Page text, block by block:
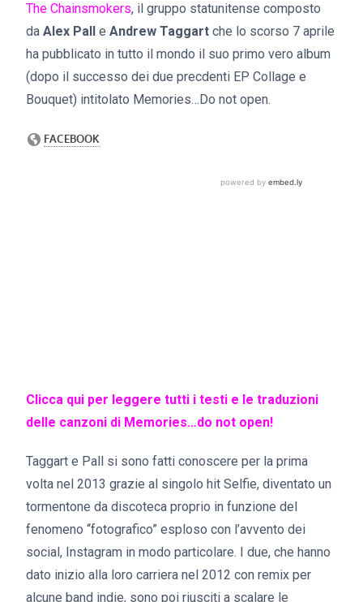
The Chainsmokers, il gruppo statunitense composto
da Alex Pall e Andrew Taggart che lo scorso 7 aprile
ha pubblicato in tutto il mondo il suo primo vero album
(dopo il successo dei due precdenti EP Collage e
Bouquet) intitolato Memories…Do not open.
Clicca qui per leggere tutti i testi e le traduzioni
delle canzoni di Memories…do not open!
Taggart e Pall si sono fatti conoscere per la prima
volta nel 2013 grazie al singolo hit Selfie, diventato un
tormentone da discoteca proprio in funzione del
fenomeno “fotografico” esploso con l’avvento dei
social, Instagram in modo particolare. I due, che hanno
dato inizio alla loro carriera nel 2012 con remix per
alcune band indie, sono poi riusciti a scalare le